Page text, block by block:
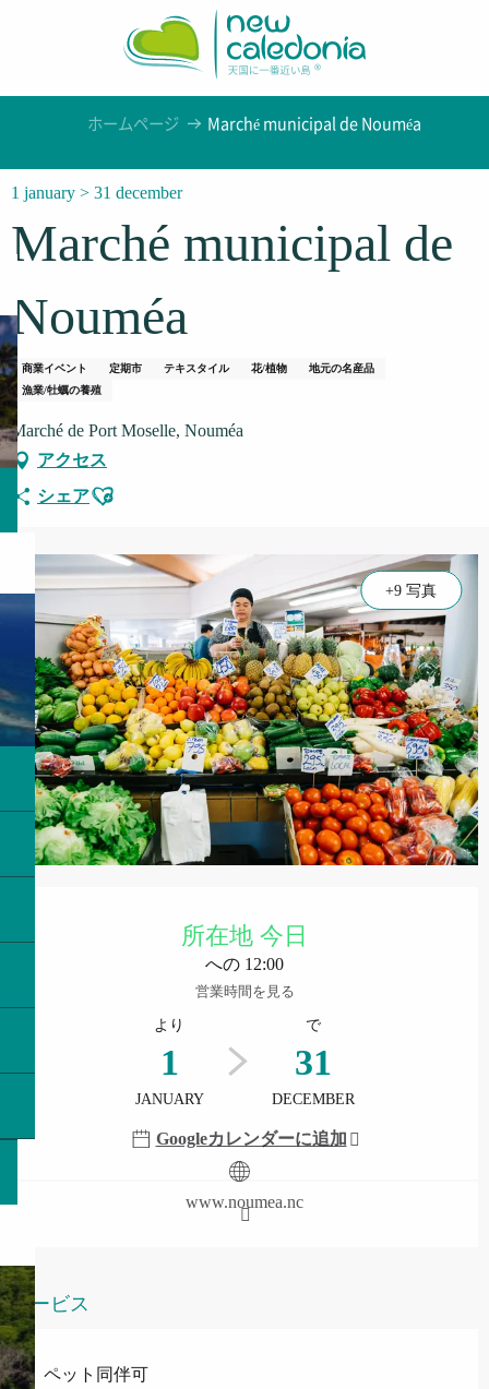
ホームページ Marché municipal de Nouméa
1 january > 31 december
Marché municipal de
Nouméa
商業イベント 定期市 テキスタイル 花/植物
地元の名産品
漁業/牡蠣の養殖
Marché de Port Moselle, Nouméa
アクセス
シェアAjouter aux favoris
+9 写真
所在地 今日
への 12:00
営業時間を見る
より
1
JANUARY
で
31
DECEMBER
Googleカレンダーに追加
www.noumea.nc
サービス
ペット同伴可